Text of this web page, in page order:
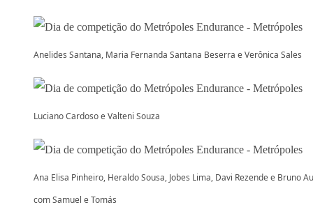
Anelides Santana, Maria Fernanda Santana Beserra e Verônica Sales
Luciano Cardoso e Valteni Souza
Ana Elisa Pinheiro, Heraldo Sousa, Jobes Lima, Davi Rezende e Bruno
com Samuel e Tomás